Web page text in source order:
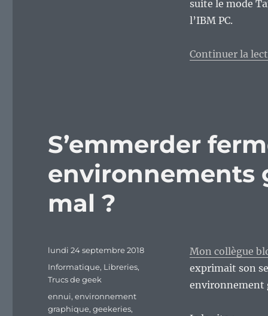
suite le mode
l’IBM PC.
Continuer la
S’emmerder
environnements
mal ?
Mon collègue
exprimait son
environnement
Publié
lundi 24 septembre 2018
Catégories
Informatique, Libreries,
Trucs de geek
Étiquettes
ennui,environnement
graphique,geekeries,